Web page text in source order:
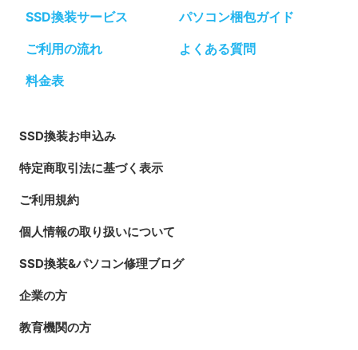
SSD換装サービス
ご利用の流れ
料金表
パソコン梱包ガイド
よくある質問
SSD換装お申込み
特定商取引法に基づく表示
ご利用規約
個人情報の取り扱いについて
SSD換装&パソコン修理ブログ
企業の方
教育機関の方